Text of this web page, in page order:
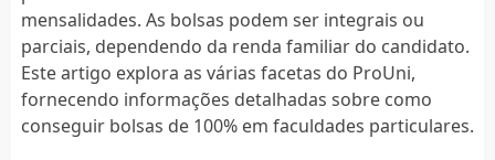
mensalidades. As bolsas podem ser integrais ou
parciais, dependendo da renda familiar do candidato.
Este artigo explora as várias facetas do ProUni,
fornecendo informações detalhadas sobre como
conseguir bolsas de 100% em faculdades particulares.